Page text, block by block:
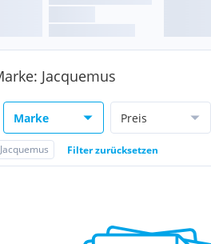
Jacquemus
Marke Preis
Jacquemus Filter zurücksetzen